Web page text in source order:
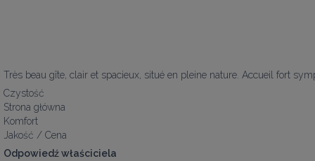
Très beau gîte, clair et spacieux, situé en pleine nature. Accueil fort
Czystość
Strona główna
Komfort
Jakość / Cena
Odpowiedź właściciela